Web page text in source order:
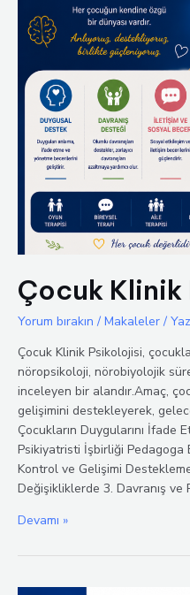
Çocuk
Yorum bırakın / Makaleler /
Çocuk Klinik Psikolojisi,
nöropsikoloji, nörobiyolojik
inceleyen bir alandır.Amaç,
gelişimini destekleyerek,
Çocukların Duygularını İfade
Psikiyatristi İşbirliği
Kontrol ve Gelişimi
Değişikliklerde 3. Davranış
Çocuk
Psikolojisi
Devamı »